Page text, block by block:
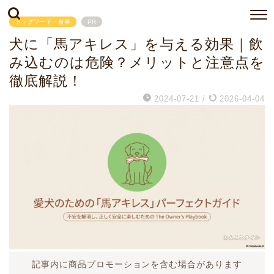
ドッグフード・食事 PR
犬に「馬アキレス」を与える効果｜飲
み込むのは危険？メリットと注意点を
徹底解説！
2024-07-21 / 2026-04-04
記事内に商品プロモーションを含む場合があります